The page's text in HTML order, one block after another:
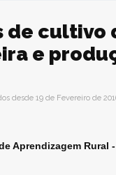
de cultivo
e
desde 19 de Fevereiro de
Aprendizagem Rural -